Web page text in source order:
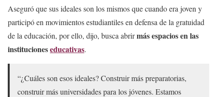
Aseguró que sus ideales son los mismos que cuando era joven y
participó en movimientos estudiantiles en defensa de la gratuidad
de la educación, por ello, dijo, busca abrirmás espacios en las
institucioneseducativas.
“¿Cuáles son esos ideales? Construir más preparatorias,
construir más universidades para los jóvenes. Estamos